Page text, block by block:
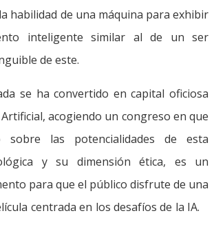
habilidad de una máquina para exhibir
inteligente similar al de un ser
de este.
se ha convertido en capital oficiosa
acogiendo un congreso en que
sobre las potencialidades de esta
y su dimensión ética, es un
para que el público disfrute de una
centrada en los desafíos de la IA.